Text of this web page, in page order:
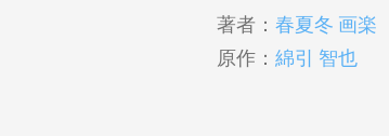
著者： 春夏冬 画楽
原作： 綿引 智也